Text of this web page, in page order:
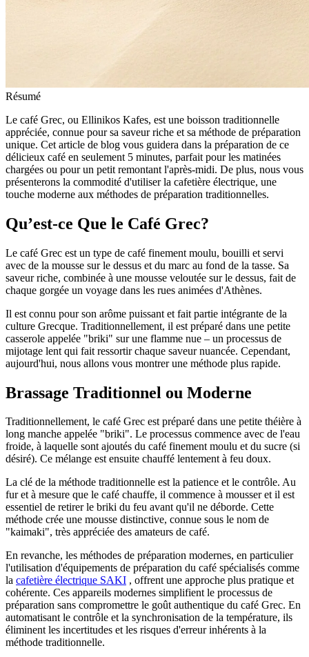
Résumé
Le café Grec, ou Ellinikos Kafes, est une boisson traditionnelle
appréciée, connue pour sa saveur riche et sa méthode de préparation
unique. Cet article de blog vous guidera dans la préparation de ce
délicieux café en seulement 5 minutes, parfait pour les matinées
chargées ou pour un petit remontant l'après-midi. De plus, nous vous
présenterons la commodité d'utiliser la cafetière électrique, une
touche moderne aux méthodes de préparation traditionnelles.
Qu’est-ce Que le Café Grec?
Le café Grec est un type de café finement moulu, bouilli et servi
avec de la mousse sur le dessus et du marc au fond de la tasse. Sa
saveur riche, combinée à une mousse veloutée sur le dessus, fait de
chaque gorgée un voyage dans les rues animées d'Athènes.
Il est connu pour son arôme puissant et fait partie intégrante de la
culture Grecque. Traditionnellement, il est préparé dans une petite
casserole appelée "briki" sur une flamme nue – un processus de
mijotage lent qui fait ressortir chaque saveur nuancée. Cependant,
aujourd'hui, nous allons vous montrer une méthode plus rapide.
Brassage Traditionnel ou Moderne
Traditionnellement, le café Grec est préparé dans une petite théière à
long manche appelée "briki". Le processus commence avec de l'eau
froide, à laquelle sont ajoutés du café finement moulu et du sucre (si
désiré). Ce mélange est ensuite chauffé lentement à feu doux.
La clé de la méthode traditionnelle est la patience et le contrôle. Au
fur et à mesure que le café chauffe, il commence à mousser et il est
essentiel de retirer le briki du feu avant qu'il ne déborde. Cette
méthode crée une mousse distinctive, connue sous le nom de
"kaimaki", très appréciée des amateurs de café.
En revanche, les méthodes de préparation modernes, en particulier
l'utilisation d'équipements de préparation du café spécialisés comme
la cafetière électrique SAKI , offrent une approche plus pratique et
cohérente. Ces appareils modernes simplifient le processus de
préparation sans compromettre le goût authentique du café Grec. En
automatisant le contrôle et la synchronisation de la température, ils
éliminent les incertitudes et les risques d'erreur inhérents à la
méthode traditionnelle.